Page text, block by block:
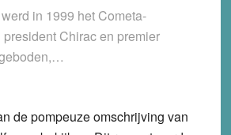
in 1999 het Cometa-
president Chirac en premier
de pompeuze omschrijving van